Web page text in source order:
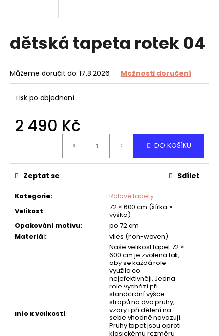
dětská tapeta rotek 04
Můžeme doručit do: 17.8.2026 Možnosti doručení
Tisk po objednání
2 490 Kč
DO KOŠÍKU
Kategorie:
Rolové tapety
Velikost:
72 × 600 cm (šířka ×
výška)
Opakování motivu:
po 72 cm
Materiál: vlies (non-woven)
Info k velikosti:
Naše velikost tapet 72 ×
600 cm je zvolena tak,
aby se každá role
využila co
nejefektivněji. Jedna
role vychází při
standardní výšce
stropů na dva pruhy,
vzory i při dělení na
sebe vhodně navazují.
Pruhy tapet jsou oproti
klasickému rozměru
Zeptat se Sdílet
í
t
HLEDAT
o
p
u
č
u
NET